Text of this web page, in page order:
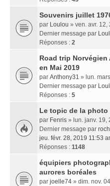
Souvenirs juillet
par Loulou » ven. avr. 12,
Dernier message par
Réponses : 2
Road trip
en Mai 2019
par Anthony31 » lun.
Dernier message par
Réponses : 5
Le topic de la
par Fenris » lun. janv. 19,
Dernier message par
jeu. févr. 28, 2019 11:53
Réponses : 1148
équipiers
aurores boréales
par joelle74 » dim. nov.